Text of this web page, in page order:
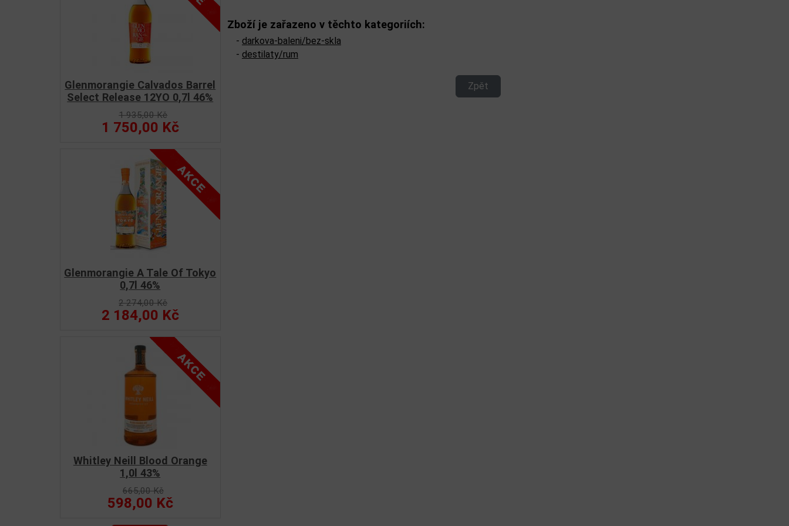
Glenmorangie Calvados Barrel
Select Release 12YO 0,7l 46%
1 935,00 Kč
1 750,00 Kč
Glenmorangie A Tale Of Tokyo
0,7l 46%
2 274,00 Kč
2 184,00 Kč
Whitley Neill Blood Orange
1,0l 43%
665,00 Kč
598,00 Kč
Zboží je zařazeno v těchto kategoriích:
- darkova-baleni/bez-skla
- destilaty/rum
Zpět